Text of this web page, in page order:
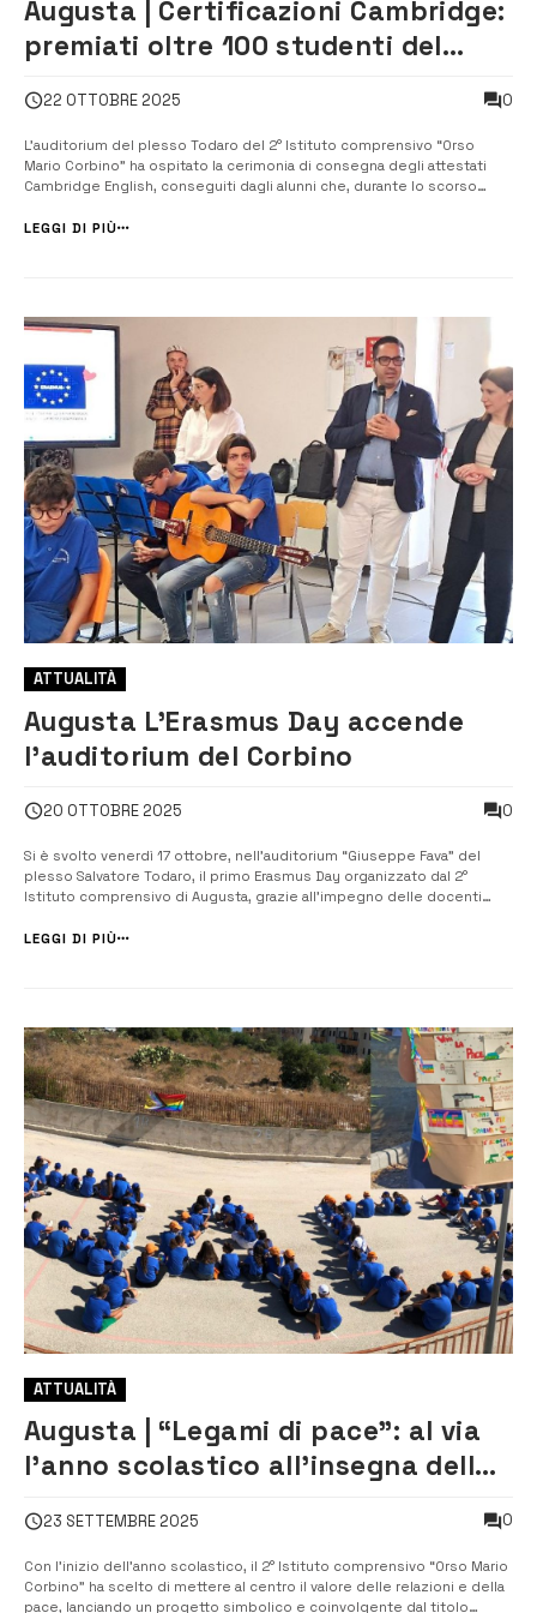
Augusta | Certificazioni Cambridge:
premiati oltre 100 studenti del
22 OTTOBRE 2025 0
L’auditorium del plesso Todaro del 2° Istituto comprensivo “Orso
Mario Corbino” ha ospitato la cerimonia di consegna degli attestati
Cambridge English, conseguiti dagli alunni che, durante lo scorso
realizzati con i fondi Pnrr. I corsi, tenuti dagli insegnanti interni del...
LEGGI DI PIÙ
ATTUALITÀ
Augusta L’Erasmus Day accende
l’auditorium del Corbino
20 OTTOBRE 2025 0
Si è svolto venerdì 17 ottobre, nell’auditorium “Giuseppe Fava” del
plesso Salvatore Todaro, il primo Erasmus Day organizzato dal 2°
Istituto comprensivo di Augusta, grazie all’impegno delle docenti
gli Erasmus Day rappresentano un appuntamento importante per le
LEGGI DI PIÙ
ATTUALITÀ
Augusta | “Legami di pace”: al via
l’anno scolastico all’insegna della
23 SETTEMBRE 2025 0
Con l’inizio dell’anno scolastico, il 2° Istituto comprensivo “Orso Mario
Corbino” ha scelto di mettere al centro il valore delle relazioni e della
pace, lanciando un progetto simbolico e coinvolgente dal titolo